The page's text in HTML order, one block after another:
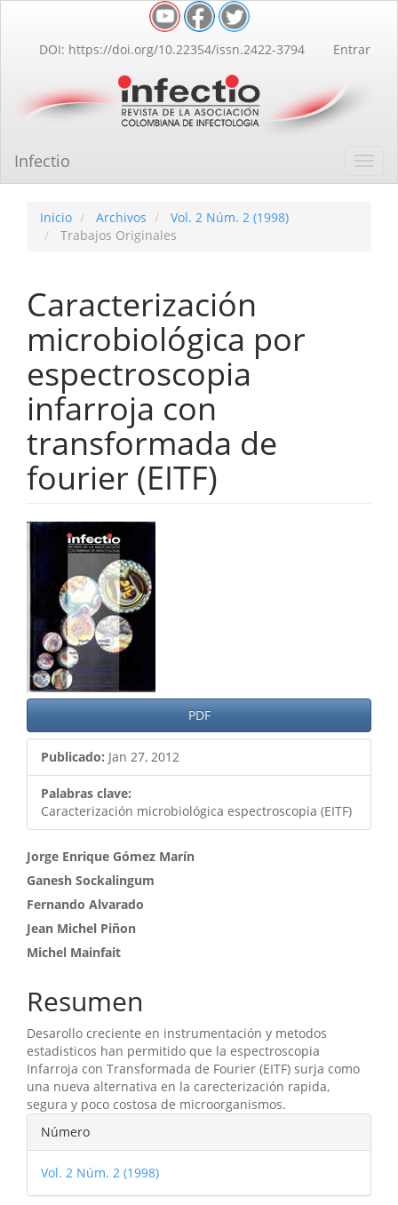
Contenido
principal
lateral
DOI: https://doi.org/10.22354/issn.2422-3794 Entrar
Infectio
Inicio Archivos
Vol. 2 Núm. 2 (1998)
Trabajos Originales
Caracterización
microbiológica por
espectroscopia
infarroja con
transformada de
fourier (EITF)
Barra
lateral
del
artículo
PDF
Publicado: Jan 27, 2012
Palabras clave:
Caracterización microbiológica espectroscopia (EITF)
Contenido
principal
del
artículo
Jorge Enrique Gómez Marín
Ganesh Sockalingum
Fernando Alvarado
Jean Michel Piñon
Michel Mainfait
Resumen
Desarollo creciente en instrumentación y metodos
estadisticos han permitido que la espectroscopia
Infarroja con Transformada de Fourier (EITF) surja como
una nueva alternativa en la carecterización rapida,
segura y poco costosa de microorganismos.
Detalles
del
artículo
Número
Vol. 2 Núm. 2 (1998)